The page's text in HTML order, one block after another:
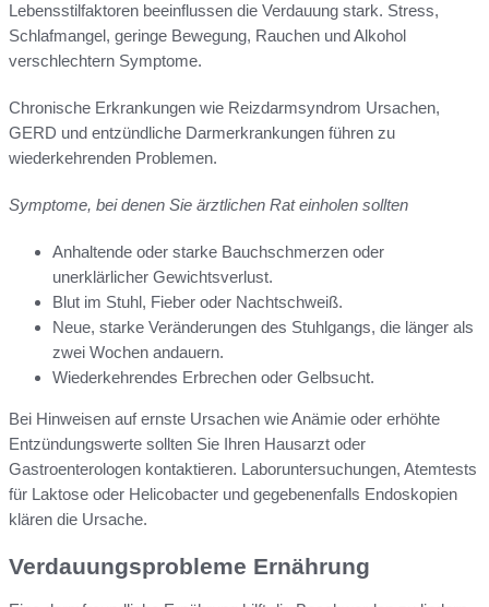
Lebensstilfaktoren beeinflussen die Verdauung stark. Stress,
Schlafmangel, geringe Bewegung, Rauchen und Alkohol
verschlechtern Symptome.
Chronische Erkrankungen wie Reizdarmsyndrom Ursachen,
GERD und entzündliche Darmerkrankungen führen zu
wiederkehrenden Problemen.
Symptome, bei denen Sie ärztlichen Rat einholen sollten
Anhaltende oder starke Bauchschmerzen oder
unerklärlicher Gewichtsverlust.
Blut im Stuhl, Fieber oder Nachtschweiß.
Neue, starke Veränderungen des Stuhlgangs, die länger als
zwei Wochen andauern.
Wiederkehrendes Erbrechen oder Gelbsucht.
Bei Hinweisen auf ernste Ursachen wie Anämie oder erhöhte
Entzündungswerte sollten Sie Ihren Hausarzt oder
Gastroenterologen kontaktieren. Laboruntersuchungen, Atemtests
für Laktose oder Helicobacter und gegebenenfalls Endoskopien
klären die Ursache.
Verdauungsprobleme Ernährung